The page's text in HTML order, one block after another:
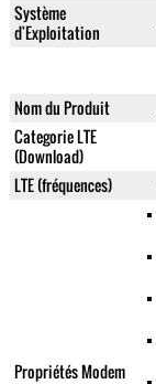
Système
d'Exploitation
Nom du Produit
Categorie LTE
(Download)
LTE (fréquences)
Propriétés Modem